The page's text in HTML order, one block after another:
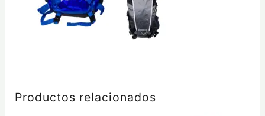
Productos relacionados